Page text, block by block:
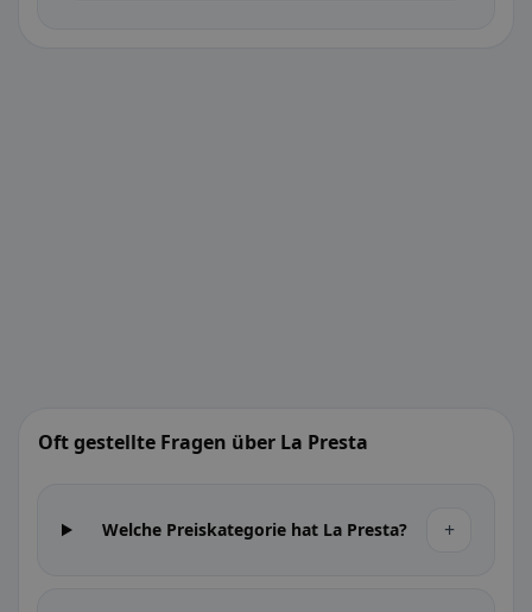
Oft gestellte Fragen über La Presta
Welche Preiskategorie hat La Presta? +